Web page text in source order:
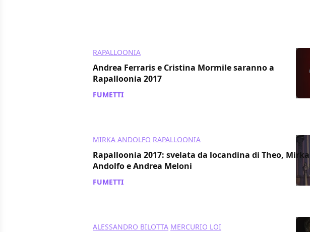
RAPALLOONIA
Andrea Ferraris e Cristina Mormile saranno a
Rapalloonia 2017
FUMETTI
MIRKA ANDOLFO RAPALLOONIA
Rapalloonia 2017: svelata da locandina di Theo, Mirka
Andolfo e Andrea Meloni
FUMETTI
ALESSANDRO BILOTTA MERCURIO LOI